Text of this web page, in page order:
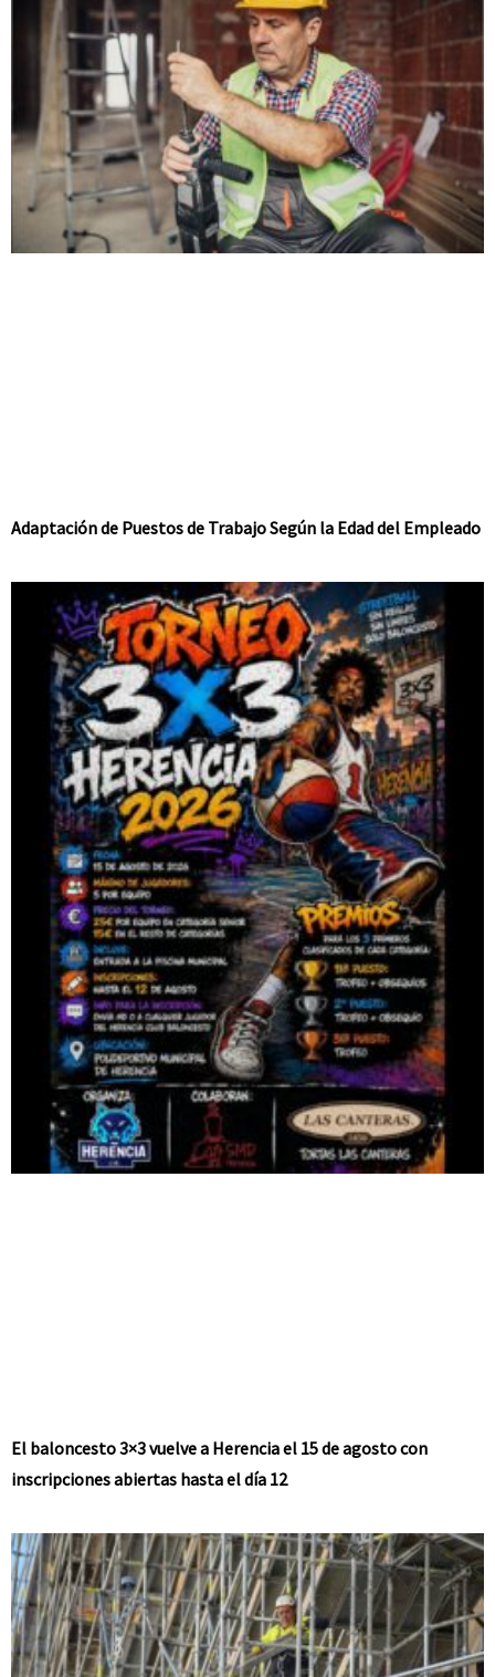
Adaptación de Puestos de Trabajo Según la Edad del Empleado
El baloncesto 3×3 vuelve a Herencia el 15 de agosto con
inscripciones abiertas hasta el día 12